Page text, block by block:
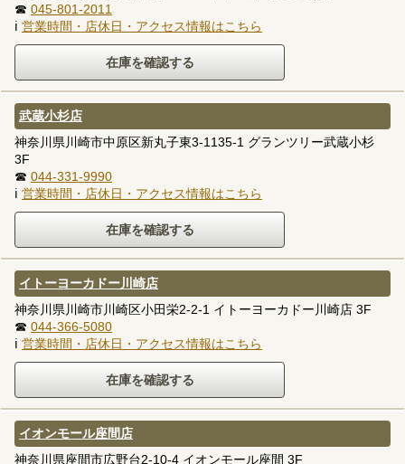
☎ 045-801-2011
ℹ 営業時間・店休日・アクセス情報はこちら
武蔵小杉店
神奈川県川崎市中原区新丸子東3-1135-1 グランツリー武蔵小杉
3F
☎ 044-331-9990
ℹ 営業時間・店休日・アクセス情報はこちら
イトーヨーカドー川崎店
神奈川県川崎市川崎区小田栄2-2-1 イトーヨーカドー川崎店 3F
☎ 044-366-5080
ℹ 営業時間・店休日・アクセス情報はこちら
イオンモール座間店
神奈川県座間市広野台2-10-4 イオンモール座間 3F